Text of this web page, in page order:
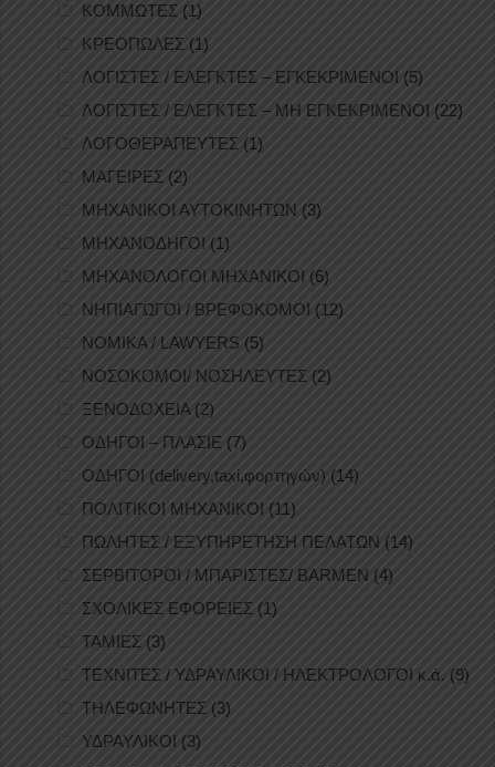
ΚΟΜΜΩΤΕΣ (1)
ΚΡΕΟΠΩΛΕΣ (1)
ΛΟΓΙΣΤΕΣ / ΕΛΕΓΚΤΕΣ – ΕΓΚΕΚΡΙΜΕΝΟΙ (5)
ΛΟΓΙΣΤΕΣ / ΕΛΕΓΚΤΕΣ – ΜΗ ΕΓΚΕΚΡΙΜΕΝΟΙ (22)
ΛΟΓΟΘΕΡΑΠΕΥΤΕΣ (1)
ΜΑΓΕΙΡΕΣ (2)
ΜΗΧΑΝΙΚΟΙ ΑΥΤΟΚΙΝΗΤΩΝ (3)
ΜΗΧΑΝΟΔΗΓΟΙ (1)
ΜΗΧΑΝΟΛΟΓΟΙ ΜΗΧΑΝΙΚΟΙ (6)
ΝΗΠΙΑΓΩΓΟΙ / ΒΡΕΦΟΚΟΜΟΙ (12)
ΝΟΜΙΚΑ / LAWYERS (5)
ΝΟΣΟΚΟΜΟΙ/ ΝΟΣΗΛΕΥΤΕΣ (2)
ΞΕΝΟΔΟΧΕΙΑ(2)
ΟΔΗΓΟΙ – ΠΛΑΣΙΕ (7)
ΟΔΗΓΟΙ (delivery,taxi,φορτηγών) (14)
ΠΟΛΙΤΙΚΟΙ ΜΗΧΑΝΙΚΟΙ (11)
ΠΩΛΗΤΕΣ / ΕΞΥΠΗΡΕΤΗΣΗ ΠΕΛΑΤΩΝ (14)
ΣΕΡΒΙΤΟΡΟΙ / ΜΠΑΡΙΣΤΕΣ/ BARMEN (4)
ΣΧΟΛΙΚΕΣ ΕΦΟΡΕΙΕΣ (1)
ΤΑΜΙΕΣ (3)
ΤΕΧΝΙΤΕΣ / ΥΔΡΑΥΛΙΚΟΙ / ΗΛΕΚΤΡΟΛΟΓΟΙ κ.ά. (9)
ΤΗΛΕΦΩΝΗΤΕΣ (3)
ΥΔΡΑΥΛΙΚΟΙ (3)